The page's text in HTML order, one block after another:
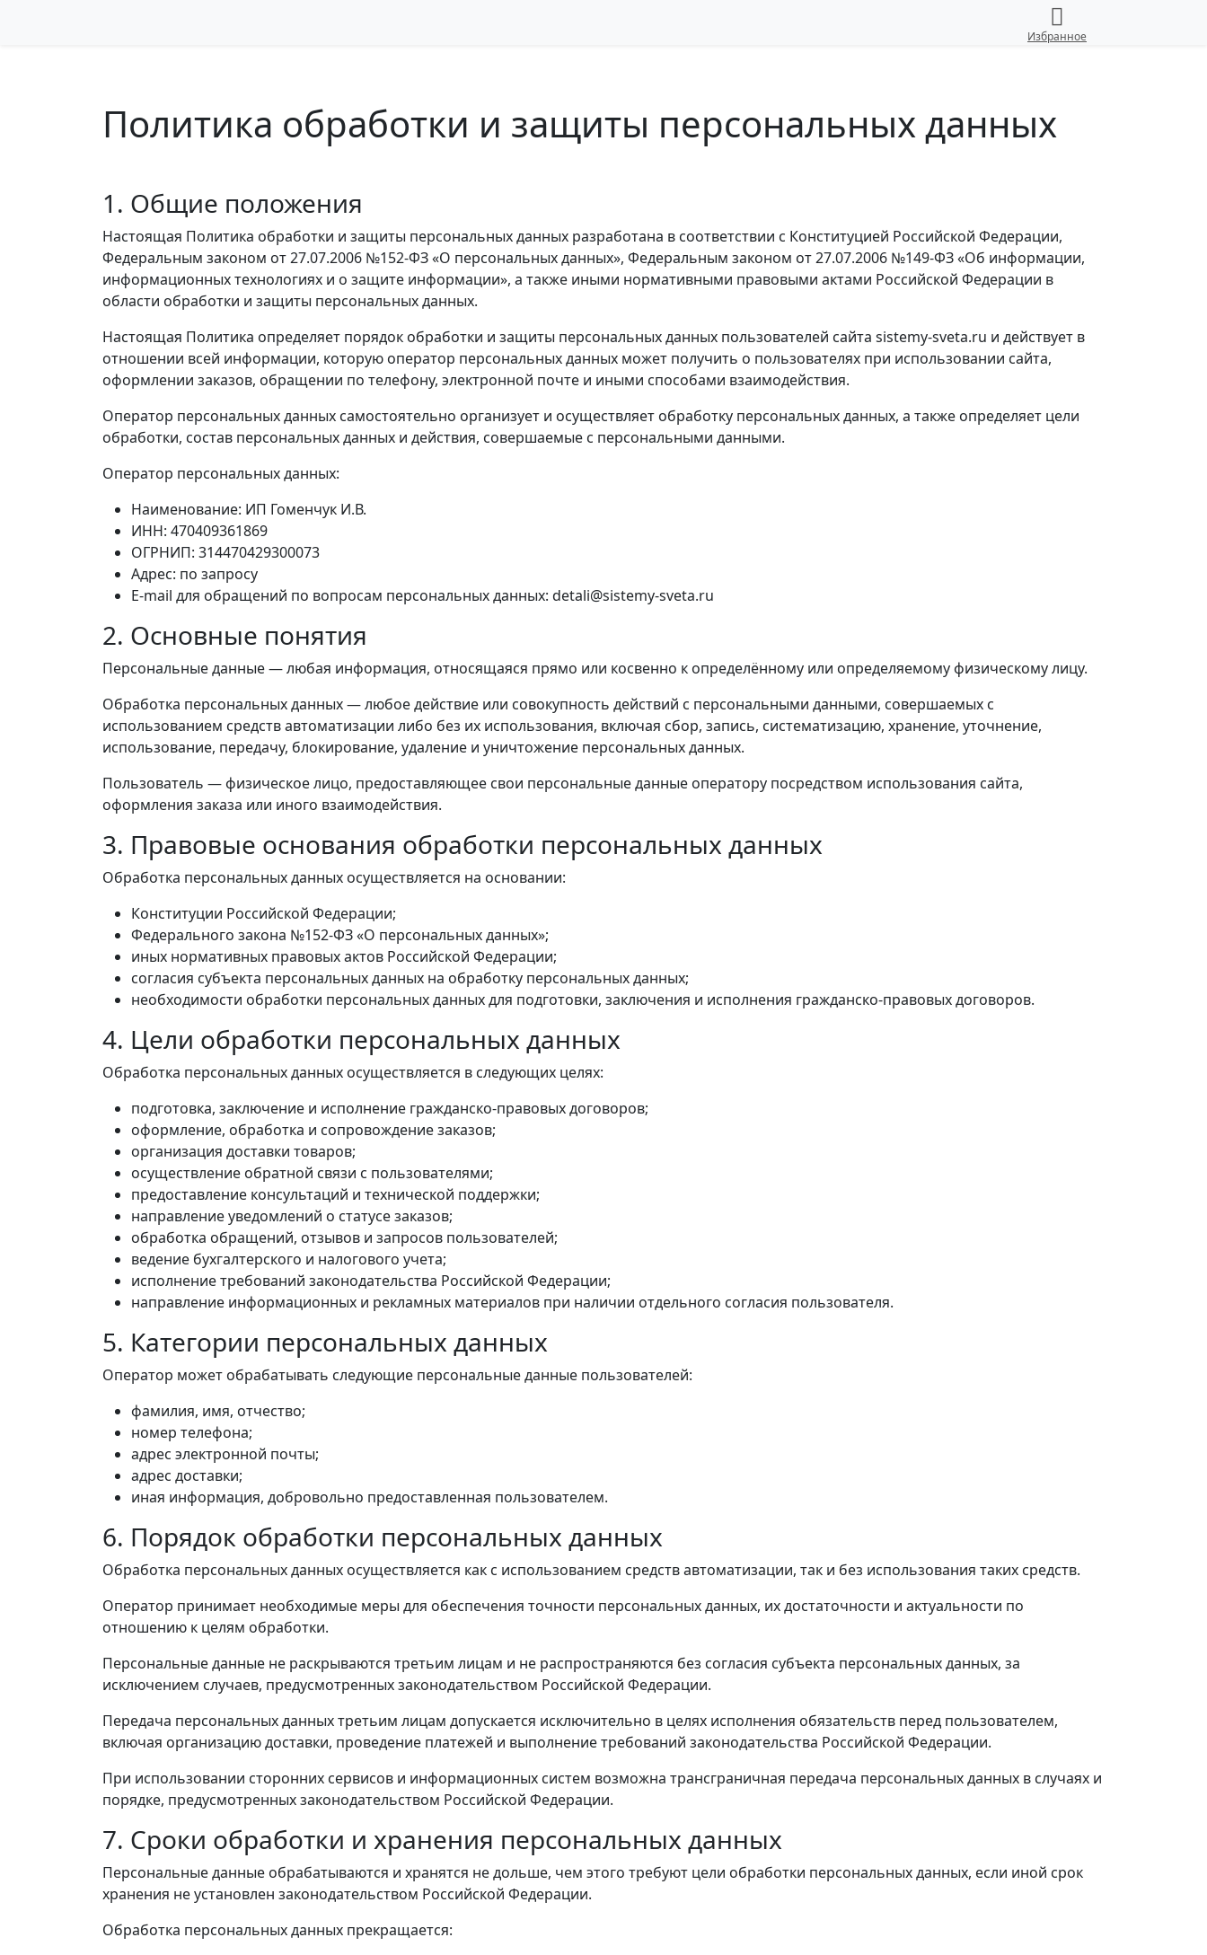
Избранное
Политика обработки и защиты персональных данных
1. Общие положения
Настоящая Политика обработки и защиты персональных данных разработана в соответствии с Конституцией Российской Федерации,
Федеральным законом от 27.07.2006 №152-ФЗ «О персональных данных», Федеральным законом от 27.07.2006 №149-ФЗ «Об информации,
информационных технологиях и о защите информации», а также иными нормативными правовыми актами Российской Федерации в
области обработки и защиты персональных данных.
Настоящая Политика определяет порядок обработки и защиты персональных данных пользователей сайта sistemy-sveta.ru и действует в
отношении всей информации, которую оператор персональных данных может получить о пользователях при использовании сайта,
оформлении заказов, обращении по телефону, электронной почте и иными способами взаимодействия.
Оператор персональных данных самостоятельно организует и осуществляет обработку персональных данных, а также определяет цели
обработки, состав персональных данных и действия, совершаемые с персональными данными.
Оператор персональных данных:
Наименование: ИП Гоменчук И.В.
ИНН: 470409361869
ОГРНИП: 314470429300073
Адрес: по запросу
E-mail для обращений по вопросам персональных данных: detali@sistemy-sveta.ru
2. Основные понятия
Персональные данные — любая информация, относящаяся прямо или косвенно к определённому или определяемому физическому лицу.
Обработка персональных данных — любое действие или совокупность действий с персональными данными, совершаемых с
использованием средств автоматизации либо без их использования, включая сбор, запись, систематизацию, хранение, уточнение,
использование, передачу, блокирование, удаление и уничтожение персональных данных.
Пользователь — физическое лицо, предоставляющее свои персональные данные оператору посредством использования сайта,
оформления заказа или иного взаимодействия.
3. Правовые основания обработки персональных данных
Обработка персональных данных осуществляется на основании:
Конституции Российской Федерации;
Федерального закона №152-ФЗ «О персональных данных»;
иных нормативных правовых актов Российской Федерации;
согласия субъекта персональных данных на обработку персональных данных;
необходимости обработки персональных данных для подготовки, заключения и исполнения гражданско-правовых договоров.
4. Цели обработки персональных данных
Обработка персональных данных осуществляется в следующих целях:
подготовка, заключение и исполнение гражданско-правовых договоров;
оформление, обработка и сопровождение заказов;
организация доставки товаров;
осуществление обратной связи с пользователями;
предоставление консультаций и технической поддержки;
направление уведомлений о статусе заказов;
обработка обращений, отзывов и запросов пользователей;
ведение бухгалтерского и налогового учета;
исполнение требований законодательства Российской Федерации;
направление информационных и рекламных материалов при наличии отдельного согласия пользователя.
5. Категории персональных данных
Оператор может обрабатывать следующие персональные данные пользователей:
фамилия, имя, отчество;
номер телефона;
адрес электронной почты;
адрес доставки;
иная информация, добровольно предоставленная пользователем.
6. Порядок обработки персональных данных
Обработка персональных данных осуществляется как с использованием средств автоматизации, так и без использования таких средств.
Оператор принимает необходимые меры для обеспечения точности персональных данных, их достаточности и актуальности по
отношению к целям обработки.
Персональные данные не раскрываются третьим лицам и не распространяются без согласия субъекта персональных данных, за
исключением случаев, предусмотренных законодательством Российской Федерации.
Передача персональных данных третьим лицам допускается исключительно в целях исполнения обязательств перед пользователем,
включая организацию доставки, проведение платежей и выполнение требований законодательства Российской Федерации.
При использовании сторонних сервисов и информационных систем возможна трансграничная передача персональных данных в случаях и
порядке, предусмотренных законодательством Российской Федерации.
7. Сроки обработки и хранения персональных данных
Персональные данные обрабатываются и хранятся не дольше, чем этого требуют цели обработки персональных данных, если иной срок
хранения не установлен законодательством Российской Федерации.
Обработка персональных данных прекращается: